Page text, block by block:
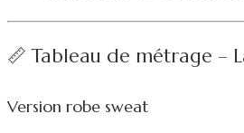
📏 Tableau de métrage –
Version robe sweat